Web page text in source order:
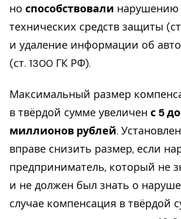
но способствовали нарушению
технических средств защиты
и удаление информации об
(ст. 1300 ГК РФ).
Максимальный размер
в твёрдой сумме увеличен с 5
миллионов рублей.
вправе снизить размер, если
предприниматель, который не
и не должен был знать о
случае компенсация в твёрдой